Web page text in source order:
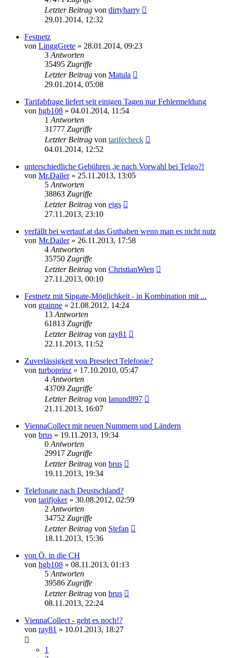
Letzter Beitrag von dirtyharry
29.01.2014, 12:32
Festnetz
von LinggGrete » 28.01.2014, 09:23
3 Antworten
35495 Zugriffe
Letzter Beitrag von Matula
29.01.2014, 05:08
Tarifabfrage liefert seit einigen Tagen nur Fehlermeldung
von hgb108 » 04.01.2014, 11:54
1 Antworten
31777 Zugriffe
Letzter Beitrag von tarifecheck
04.01.2014, 12:52
unterschiedliche Gebühren ,je nach Vorwahl bei Telgo?!
von Mr.Dailer» 25.11.2013, 13:05
5 Antworten
38863 Zugriffe
Letzter Beitrag von eigs
27.11.2013, 23:10
verfällt bei wertauf.at das Guthaben wenn man es nicht nutz
von Mr.Dailer» 26.11.2013, 17:58
4 Antworten
35750 Zugriffe
Letzter Beitrag von ChristianWien
27.11.2013, 00:10
Festnetz mit Sipgate-Möglichkeit - in Kombination mit ...
von grainne » 21.08.2012, 14:24
13 Antworten
61813 Zugriffe
Letzter Beitrag von ray81
22.11.2013, 11:52
Zuverlässigkeit von Preselect Telefonie?
von turboprinz » 17.10.2010, 05:47
4 Antworten
43709 Zugriffe
Letzter Beitrag von lanund897
21.11.2013, 16:07
ViennaCollect mit neuen Nummern und Ländern
von brus » 19.11.2013, 19:34
0 Antworten
29917 Zugriffe
Letzter Beitrag von brus
19.11.2013, 19:34
Telefonate nach Deustschland?
von tarifjoker» 30.08.2012, 02:59
2 Antworten
34752 Zugriffe
Letzter Beitrag von Stefan
18.11.2013, 15:36
von Ö. in die CH
von hgb108 » 08.11.2013, 01:13
5 Antworten
39586 Zugriffe
Letzter Beitrag von brus
08.11.2013, 22:24
ViennaCollect - geht es noch!?
von ray81 » 10.01.2013, 18:27
1